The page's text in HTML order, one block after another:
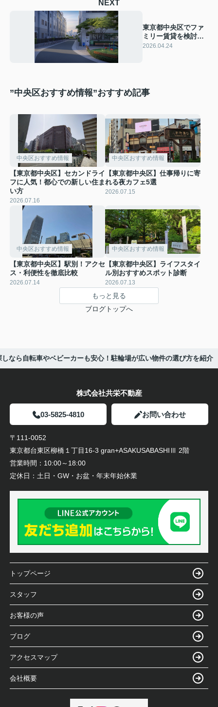
NEXT
東京都中央区でファ
ミリー賃貸を検討中
の方必見！不動産選
2026.04.24
”中央区おすすめ情報”おすすめ記事
中央区おすすめ情報
【東京都中央区】セカンドライ
フに人気！都心での新しい住ま
い方
2026.07.16
中央区おすすめ情報
【東京都中央区】仕事帰りに寄
れる夜カフェ5選
2026.07.15
中央区おすすめ情報
【東京都中央区】駅別！アクセ
ス・利便性を徹底比較
2026.07.14
中央区おすすめ情報
【東京都中央区】ライフスタイ
ル別おすすめスポット診断
2026.07.13
もっと見る
ブログトップへ
なら自転車やベビーカーも安心！駐輪場が広い物件の選び方を紹介
株式会社共栄不動産
03-5825-4810 お問い合わせ
〒111-0052
東京都台東区柳橋１丁目16-3 gran+ASAKUSABASHIⅢ 2階
営業時間： 10:00～18:00
定休日： 土日・GW・お盆・年末年始休業
トップページ
スタッフ
お客様の声
ブログ
アクセスマップ
会社概要